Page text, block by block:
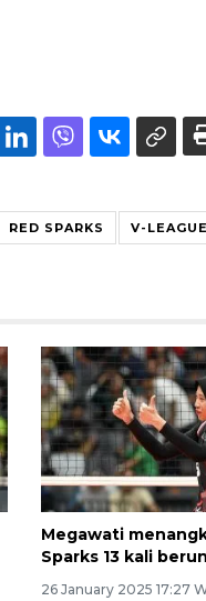
RED SPARKS V-LEAGUE
Megawati
Sparks 13 kali
26 January 2025 17:27